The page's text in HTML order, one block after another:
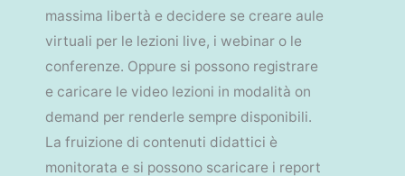
massima libertà e decidere se creare aule
virtuali per le lezioni live, i webinar o le
conferenze. Oppure si possono registrare
e caricare le video lezioni in modalità on
demand per renderle sempre disponibili.
La fruizione di contenuti didattici è
monitorata e si possono scaricare i report